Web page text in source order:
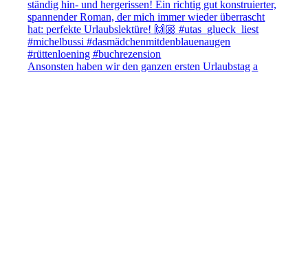
Ansonsten haben wir den ganzen ersten Urlaubstag a